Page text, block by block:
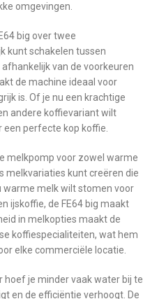
omgevingen.
big over twee
kunt schakelen tussen
van de voorkeuren
de machine ideaal voor
is. Of je nu een krachtige
andere koffievariant wilt
een perfecte kop koffie.
melkpomp voor zowel warme
melkvariaties kunt creëren die
warme melk wilt stomen voor
ijskoffie, de FE64 big maakt
in melkopties maakt de
koffiespecialiteiten, wat hem
elke commerciële locatie.
hoef je minder vaak water bij te
en de efficiëntie verhoogt. De